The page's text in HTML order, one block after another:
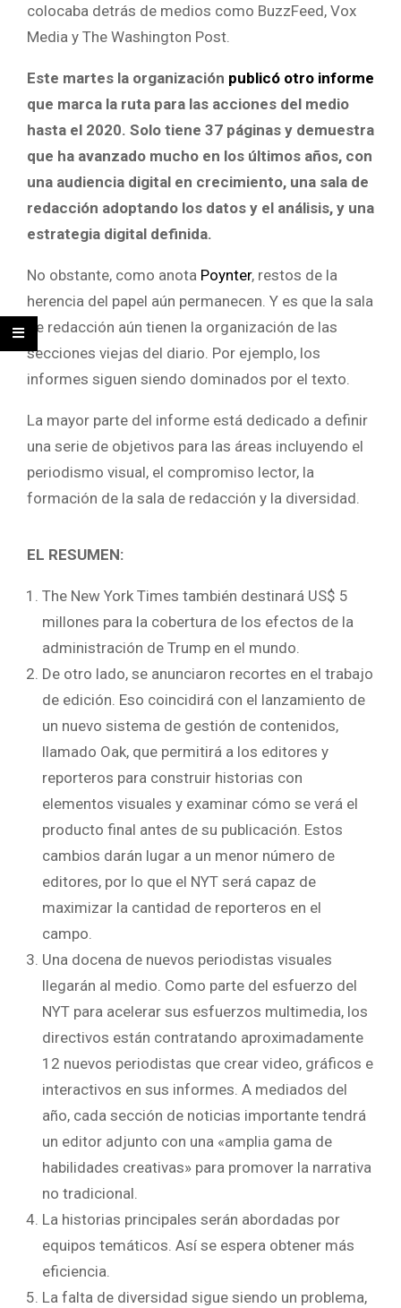
colocaba detrás de medios como BuzzFeed, Vox
Media y The Washington Post.
Este martes la organización publicó otro informe
que marca la ruta para las acciones del medio
hasta el 2020. Solo tiene 37 páginas y demuestra
que ha avanzado mucho en los últimos años, con
una audiencia digital en crecimiento, una sala de
redacción adoptando los datos y el análisis, y una
estrategia digital definida.
No obstante, como anota Poynter, restos de la
herencia del papel aún permanecen. Y es que la sala
de redacción aún tienen la organización de las
secciones viejas del diario. Por ejemplo, los
informes siguen siendo dominados por el texto.
La mayor parte del informe está dedicado a definir
una serie de objetivos para las áreas incluyendo el
periodismo visual, el compromiso lector, la
formación de la sala de redacción y la diversidad.
EL RESUMEN:
The New York Times también destinará US$ 5
millones para la cobertura de los efectos de la
administración de Trump en el mundo.
De otro lado, se anunciaron recortes en el trabajo
de edición. Eso coincidirá con el lanzamiento de
un nuevo sistema de gestión de contenidos,
llamado Oak, que permitirá a los editores y
reporteros para construir historias con
elementos visuales y examinar cómo se verá el
producto final antes de su publicación. Estos
cambios darán lugar a un menor número de
editores, por lo que el NYT será capaz de
maximizar la cantidad de reporteros en el
campo.
Una docena de nuevos periodistas visuales
llegarán al medio. Como parte del esfuerzo del
NYT para acelerar sus esfuerzos multimedia, los
directivos están contratando aproximadamente
12 nuevos periodistas que crear video, gráficos e
interactivos en sus informes. A mediados del
año, cada sección de noticias importante tendrá
un editor adjunto con una «amplia gama de
habilidades creativas» para promover la narrativa
no tradicional.
La historias principales serán abordadas por
equipos temáticos. Así se espera obtener más
eficiencia.
La falta de diversidad sigue siendo un problema,